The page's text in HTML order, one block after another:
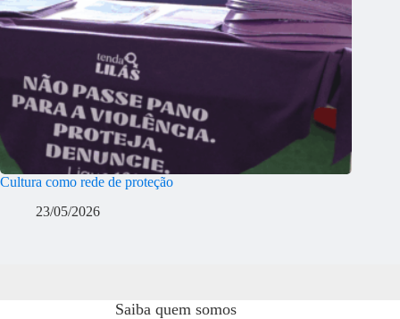
Cultura como rede de proteção
23/05/2026
Saiba quem somos